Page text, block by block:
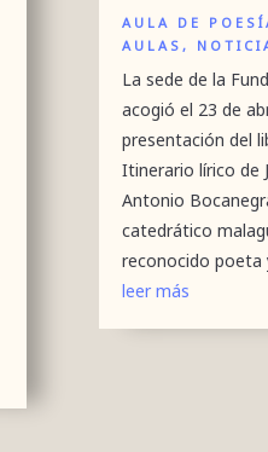
AULA DE
AULAS,
La sede de la
acogió el 23 de
presentación del
Itinerario lírico de
Antonio
catedrático
reconocido poeta
leer más